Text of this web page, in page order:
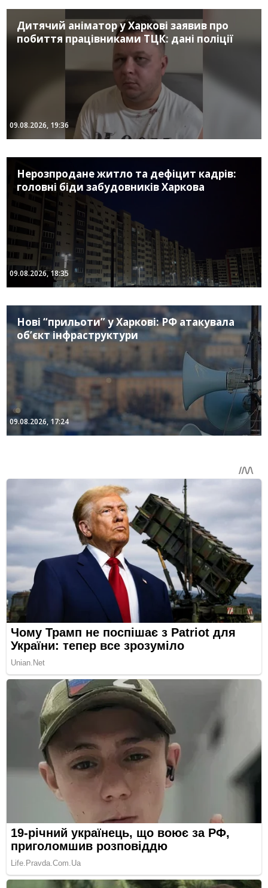
Дитячий аніматор у Харкові заявив про
побиття працівниками ТЦК: дані поліції
09.08.2026, 19:36
Нерозпродане житло та дефіцит кадрів:
головні біди забудовників Харкова
09.08.2026, 18:35
Нові “прильоти” у Харкові: РФ атакувала
об’єкт інфраструктури
09.08.2026, 17:24